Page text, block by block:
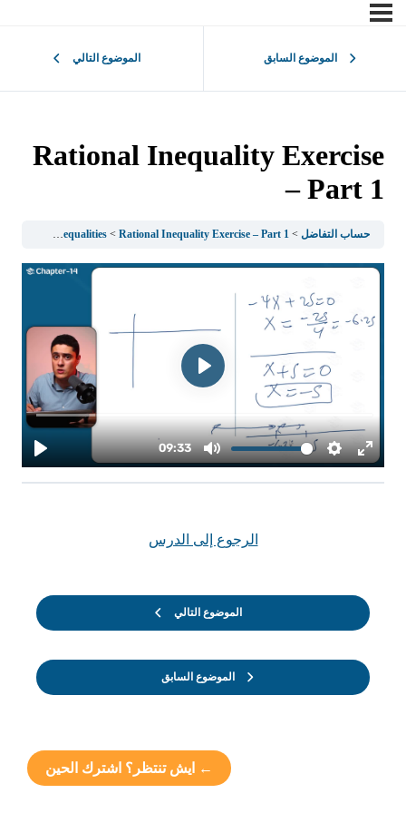
الموضوع السابق الموضوع التالي
Rational Inequality Exercise
– Part 1
حساب التفاضل 1.1Sets of Numbers and Inequalities Rational Inequality Exercise – Part 1
الموضوع السابق
الرجوع إلى الدرس
الموضوع التالي
← ايش تنتظر؟ اشترك الحين